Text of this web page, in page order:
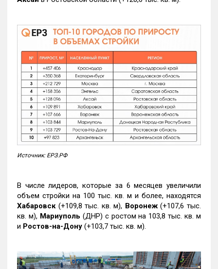
Источник: ЕРЗ.РФ
В числе лидеров, которые за 6 месяцев увеличили
объем стройки на 100 тыс. кв. м и более, находятся
Хабаровск (+109,8 тыс. кв. м), Воронеж(+107,6 тыс.
кв. м), Мариуполь (ДНР) с ростом на 103,8 тыс. кв. м
и Ростов-на-Дону (+103,7 тыс. кв. м).